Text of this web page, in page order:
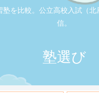
を比較。公立高校入試（
信。
塾選び